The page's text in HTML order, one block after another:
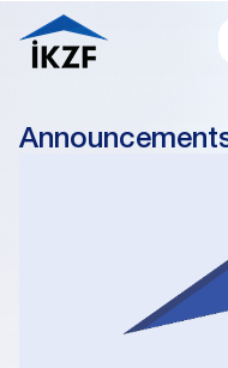
Online Payment